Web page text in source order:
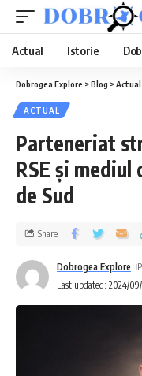
Actual Istorie
Dobrogea Explore >Blog >Actual
ACTUAL
Parteneriat
RSE și mediul
de Sud
Last updated: 2024/
Dobrogea Explore
Share